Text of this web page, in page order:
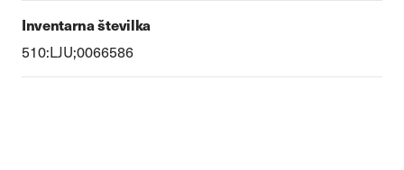
Inventarna številka
510:LJU;0066586